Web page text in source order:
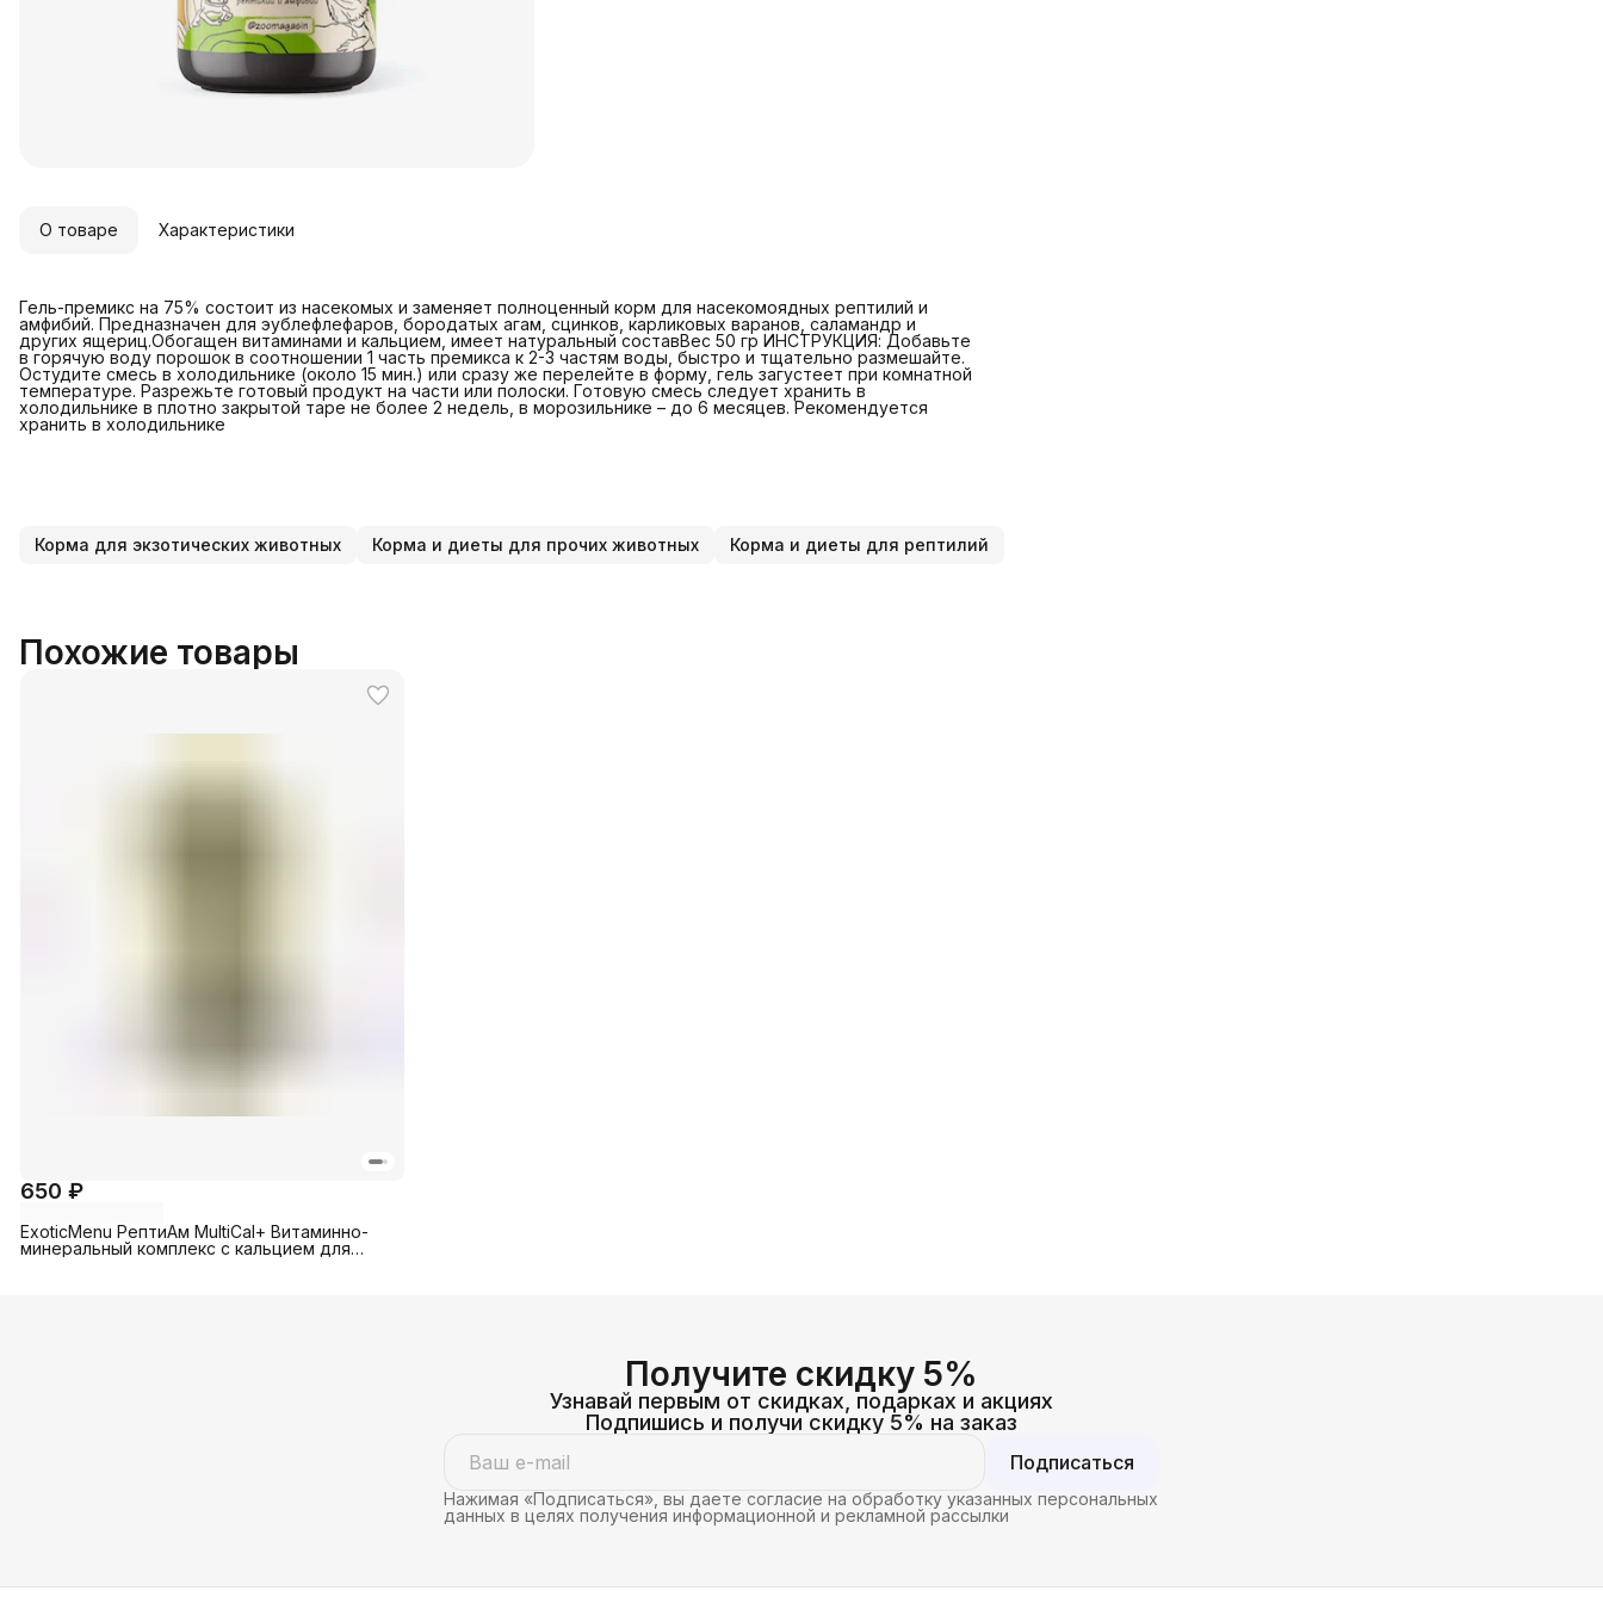
О товаре Характеристики
Гель-премикс на 75% состоит из насекомых и заменяет полноценный корм для насекомоядных рептилий и
амфибий. Предназначен для эублефлефаров, бородатых агам, сцинков, карликовых варанов, саламандр и
других ящериц.Обогащен витаминами и кальцием, имеет натуральный составВес 50 гр ИНСТРУКЦИЯ: Добавьте
в горячую воду порошок в соотношении 1 часть премикса к 2-3 частям воды, быстро и тщательно размешайте.
Остудите смесь в холодильнике (около 15 мин.) или сразу же перелейте в форму, гель загустеет при комнатной
температуре. Разрежьте готовый продукт на части или полоски. Готовую смесь следует хранить в
холодильнике в плотно закрытой таре не более 2 недель, в морозильнике – до 6 месяцев. Рекомендуется
хранить в холодильнике
Корма для экзотических животных Корма и диеты для прочих животных Корма и диеты для рептилий
Похожие товары
650 ₽
ExoticMenu РептиАм МultiCal+ Витаминно-
минеральный комплекс с кальцием для
Получите скидку 5%
Узнавай первым от скидках, подарках и акциях
Подпишись и получи скидку 5% на заказ
Подписаться
Нажимая «Подписаться», вы даете согласие на обработку указанных персональных
данных в целях получения информационной и рекламной рассылки